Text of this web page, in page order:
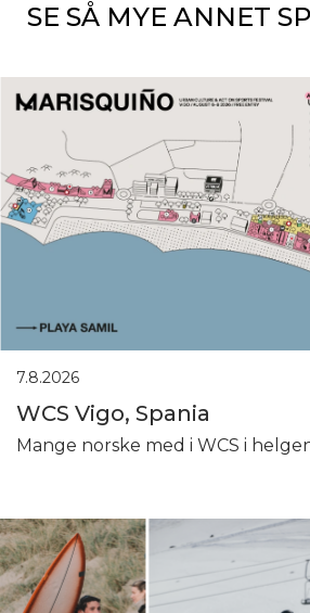
SE SÅ MYE ANNET
7.8.2026
WCS Vigo, Spania
Mange norske med i WCS i